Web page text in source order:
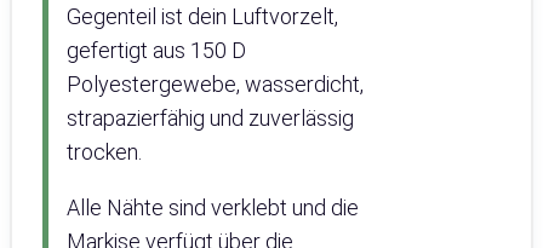
Gegenteil ist dein Luftvorzelt,
gefertigt aus 150 D
Polyestergewebe, wasserdicht,
strapazierfähig und zuverlässig
trocken.
Alle Nähte sind verklebt und die
Markise verfügt über die